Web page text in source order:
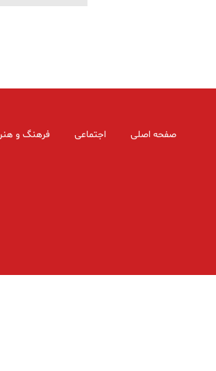
صفحه اصلی اجتماعی فرهنگ و هنر